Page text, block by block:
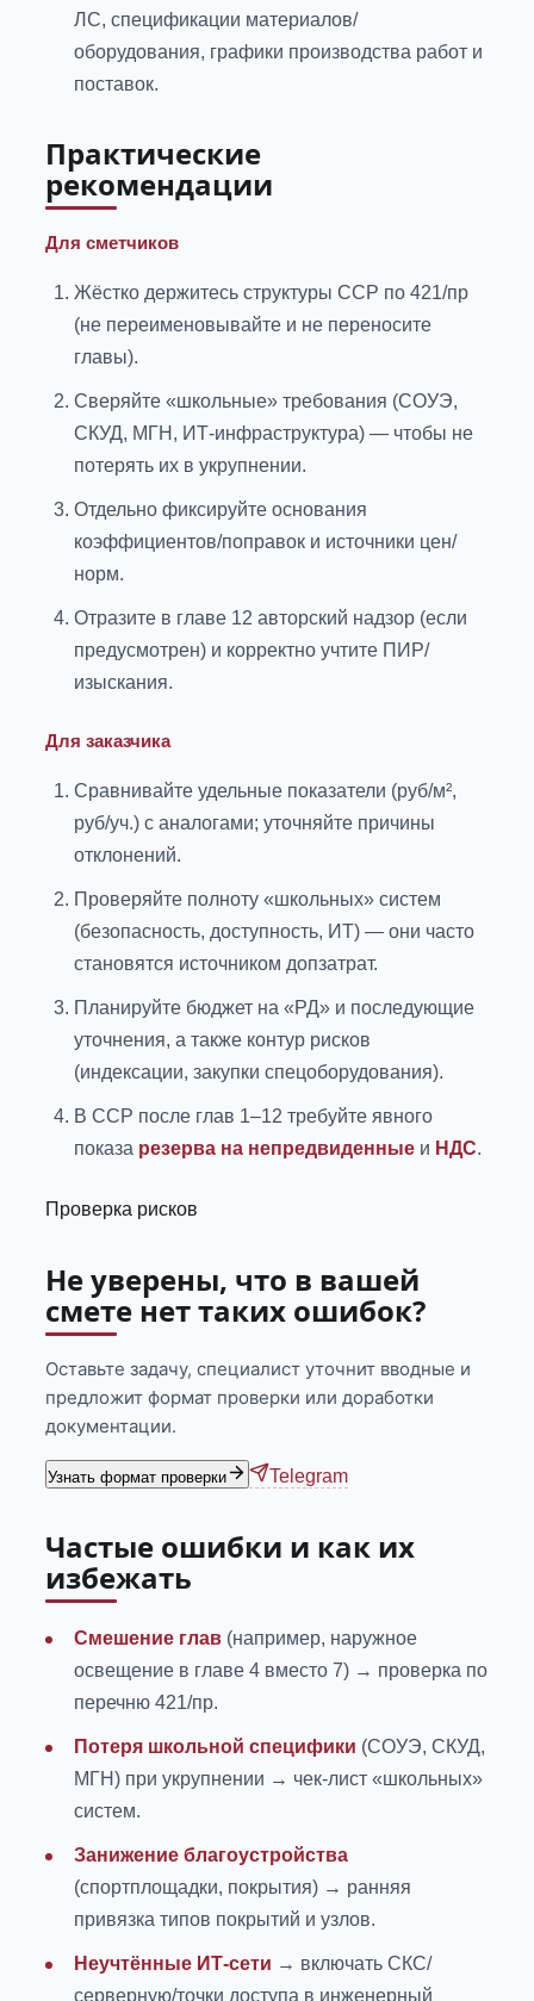
ЛС, спецификации материалов/
оборудования, графики производства работ и
поставок.
Практические
рекомендации
Для сметчиков
Жёстко держитесь структуры ССР по 421/пр
(не переименовывайте и не переносите
главы).
Сверяйте «школьные» требования (СОУЭ,
СКУД, МГН, ИТ-инфраструктура) — чтобы не
потерять их в укрупнении.
Отдельно фиксируйте основания
коэффициентов/поправок и источники цен/
норм.
Отразите в главе 12 авторский надзор (если
предусмотрен) и корректно учтите ПИР/
изыскания.
Для заказчика
Сравнивайте удельные показатели (руб/м²,
руб/уч.) с аналогами; уточняйте причины
отклонений.
Проверяйте полноту «школьных» систем
(безопасность, доступность, ИТ) — они часто
становятся источником допзатрат.
Планируйте бюджет на «РД» и последующие
уточнения, а также контур рисков
(индексации, закупки спецоборудования).
В ССР после глав 1–12 требуйте явного
показа резерва на непредвиденные и НДС.
Проверка рисков
Не уверены, что в вашей
смете нет таких ошибок?
Оставьте задачу, специалист уточнит вводные и
предложит формат проверки или доработки
документации.
Узнать формат проверки Telegram
Частые ошибки и как их
избежать
Смешение глав (например, наружное
освещение в главе 4 вместо 7) → проверка по
перечню 421/пр.
Потеря школьной специфики (СОУЭ, СКУД,
МГН) при укрупнении → чек-лист «школьных»
систем.
Занижение благоустройства
(спортплощадки, покрытия) → ранняя
привязка типов покрытий и узлов.
Неучтённые ИТ-сети → включать СКС/
серверную/точки доступа в инженерный